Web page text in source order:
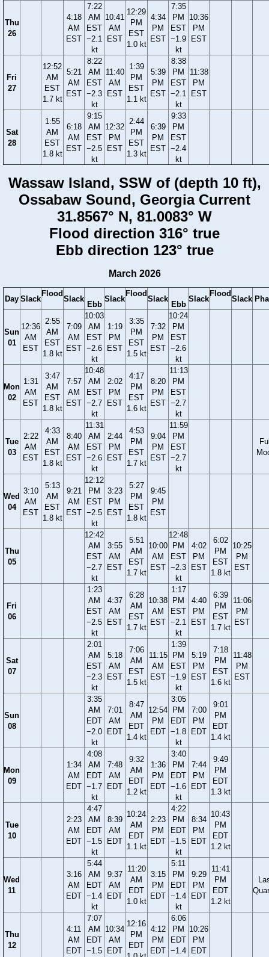
Thu
26
4:18
AM
EST
7:22
AM
EST
−2.1
kt
10:41
AM
EST
12:29
PM
EST
1.0 kt
4:34
PM
EST
7:35
PM
EST
−1.9
kt
10:36
PM
EST
Fri
27
12:52
AM
EST
1.7 kt
5:21
AM
EST
8:22
AM
EST
−2.3
kt
11:40
AM
EST
1:39
PM
EST
1.1 kt
5:39
PM
EST
8:38
PM
EST
−2.1
kt
11:38
PM
EST
Sat
28
1:55
AM
EST
1.8 kt
6:18
AM
EST
9:15
AM
EST
−2.5
kt
12:32
PM
EST
2:44
PM
EST
1.3 kt
6:39
PM
EST
9:33
PM
EST
−2.4
kt
Wassaw Island, SSW of (depth 10 ft),
Ossabaw Sound, Georgia Current
31.8567° N, 81.0083° W
Flood direction 316° true
Ebb direction 123° true
March 2026
Day Slack
Flood
Slack
Ebb
Slack
Flood
Slack
Ebb
Slack
Flood
Slack
Sun
01
12:36
AM
EST
2:55
AM
EST
1.8 kt
7:09
AM
EST
10:03
AM
EST
−2.6
kt
1:19
PM
EST
3:35
PM
EST
1.5 kt
7:32
PM
EST
10:24
PM
EST
−2.6
kt
Mon
02
1:31
AM
EST
3:47
AM
EST
1.8 kt
7:57
AM
EST
10:48
AM
EST
−2.7
kt
2:02
PM
EST
4:17
PM
EST
1.6 kt
8:20
PM
EST
11:13
PM
EST
−2.7
kt
Tue
03
2:22
AM
EST
4:33
AM
EST
1.8 kt
8:40
AM
EST
11:31
AM
EST
−2.6
kt
2:44
PM
EST
4:53
PM
EST
1.7 kt
9:04
PM
EST
11:59
PM
EST
−2.7
kt
Wed
04
3:10
AM
EST
5:13
AM
EST
1.8 kt
9:21
AM
EST
12:12
PM
EST
−2.5
kt
3:23
PM
EST
5:27
PM
EST
1.8 kt
9:45
PM
EST
Thu
05
12:42
AM
EST
−2.7
kt
3:55
AM
EST
5:51
AM
EST
1.7 kt
10:00
AM
EST
12:48
PM
EST
−2.3
kt
4:02
PM
EST
6:02
PM
EST
1.8 kt
10:25
PM
EST
Fri
06
1:23
AM
EST
−2.5
kt
4:37
AM
EST
6:28
AM
EST
1.7 kt
10:38
AM
EST
1:17
PM
EST
−2.1
kt
4:40
PM
EST
6:39
PM
EST
1.7 kt
11:06
PM
EST
Sat
07
2:01
AM
EST
−2.3
kt
5:18
AM
EST
7:06
AM
EST
1.5 kt
11:15
AM
EST
1:39
PM
EST
−1.9
kt
5:19
PM
EST
7:18
PM
EST
1.6 kt
11:48
PM
EST
Sun
08
3:35
AM
EDT
−2.0
kt
7:01
AM
EDT
8:47
AM
EDT
1.4 kt
12:54
PM
EDT
3:05
PM
EDT
−1.8
kt
7:00
PM
EDT
9:01
PM
EDT
1.4 kt
Mon
09
1:34
AM
EDT
4:08
AM
EDT
−1.7
kt
7:48
AM
EDT
9:32
AM
EDT
1.2 kt
1:36
PM
EDT
3:40
PM
EDT
−1.6
kt
7:44
PM
EDT
9:49
PM
EDT
1.3 kt
Tue
10
2:23
AM
EDT
4:47
AM
EDT
−1.5
kt
8:39
AM
EDT
10:24
AM
EDT
1.1 kt
2:23
PM
EDT
4:22
PM
EDT
−1.5
kt
8:34
PM
EDT
10:43
PM
EDT
1.2 kt
Wed
11
3:16
AM
EDT
5:44
AM
EDT
−1.4
kt
9:37
AM
EDT
11:20
AM
EDT
1.0 kt
3:15
PM
EDT
5:11
PM
EDT
−1.4
kt
9:29
PM
EDT
11:41
PM
EDT
1.2 kt
Thu
12
4:11
AM
EDT
7:07
AM
EDT
−1.5
10:34
AM
EDT
12:16
PM
EDT
4:12
PM
EDT
6:06
PM
EDT
−1.4
10:26
PM
EDT